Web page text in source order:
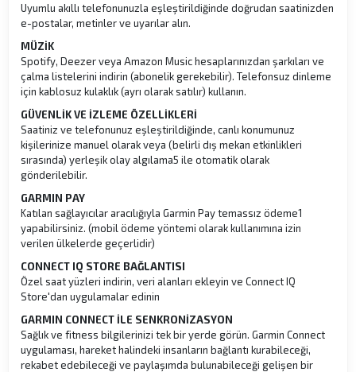
Uyumlu akıllı telefonunuzla eşleştirildiğinde doğrudan saatinizden
e-postalar, metinler ve uyarılar alın.
MÜZİK
Spotify, Deezer veya Amazon Music hesaplarınızdan şarkıları ve
çalma listelerini indirin (abonelik gerekebilir). Telefonsuz dinleme
için kablosuz kulaklık (ayrı olarak satılır) kullanın.
GÜVENLİK VE İZLEME ÖZELLİKLERİ
Saatiniz ve telefonunuz eşleştirildiğinde, canlı konumunuz
kişilerinize manuel olarak veya (belirli dış mekan etkinlikleri
sırasında) yerleşik olay algılama5 ile otomatik olarak
gönderilebilir.
GARMIN PAY
Katılan sağlayıcılar aracılığıyla Garmin Pay temassız ödeme1
yapabilirsiniz. (mobil ödeme yöntemi olarak kullanımına izin
verilen ülkelerde geçerlidir)
CONNECT IQ STORE BAĞLANTISI
Özel saat yüzleri indirin, veri alanları ekleyin ve Connect IQ
Store'dan uygulamalar edinin
GARMIN CONNECT İLE SENKRONİZASYON
Sağlık ve fitness bilgilerinizi tek bir yerde görün. Garmin Connect
uygulaması, hareket halindeki insanların bağlantı kurabileceği,
rekabet edebileceği ve paylaşımda bulunabileceği gelişen bir